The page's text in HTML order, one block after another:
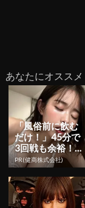
あなたにオススメ
「風俗前に飲む
だけ！」45分で
3回戦も余裕！1
日31円で朝まで
絶好調
PR(健商株式会社)